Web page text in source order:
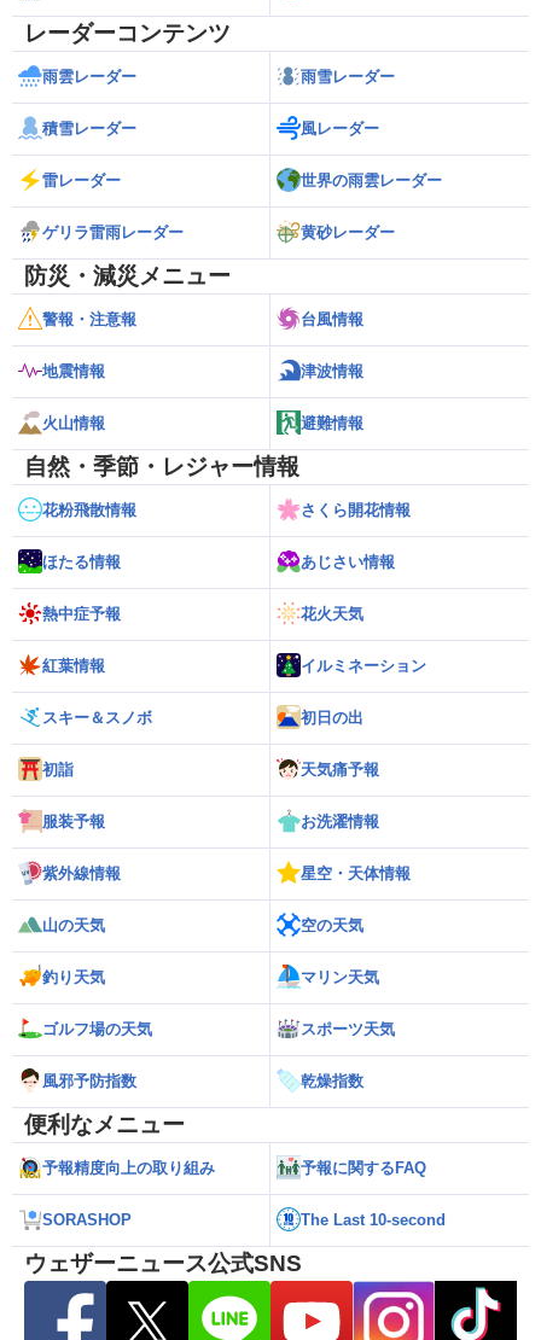
レーダーコンテンツ
雨雲レーダー 雨雪レーダー
積雪レーダー 風レーダー
雷レーダー 世界の雨雲レーダー
ゲリラ雷雨レーダー 黄砂レーダー
防災・減災メニュー
警報・注意報 台風情報
地震情報 津波情報
火山情報 避難情報
自然・季節・レジャー情報
花粉飛散情報 さくら開花情報
ほたる情報 あじさい情報
熱中症予報 花火天気
紅葉情報 イルミネーション
スキー＆スノボ 初日の出
初詣 天気痛予報
服装予報 お洗濯情報
紫外線情報 星空・天体情報
山の天気 空の天気
釣り天気 マリン天気
ゴルフ場の天気 スポーツ天気
風邪予防指数 乾燥指数
便利なメニュー
予報精度向上の取り組み 予報に関するFAQ
SORASHOP The Last 10-second
ウェザーニュース公式SNS